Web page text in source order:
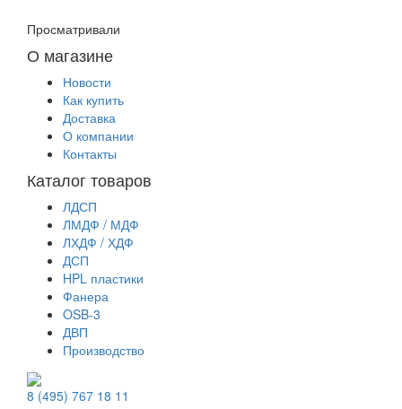
Просматривали
О магазине
Новости
Как купить
Доставка
О компании
Контакты
Каталог товаров
ЛДСП
ЛМДФ / МДФ
ЛХДФ / ХДФ
ДСП
HPL пластики
Фанера
OSB-3
ДВП
Производство
8 (495) 767 18 11